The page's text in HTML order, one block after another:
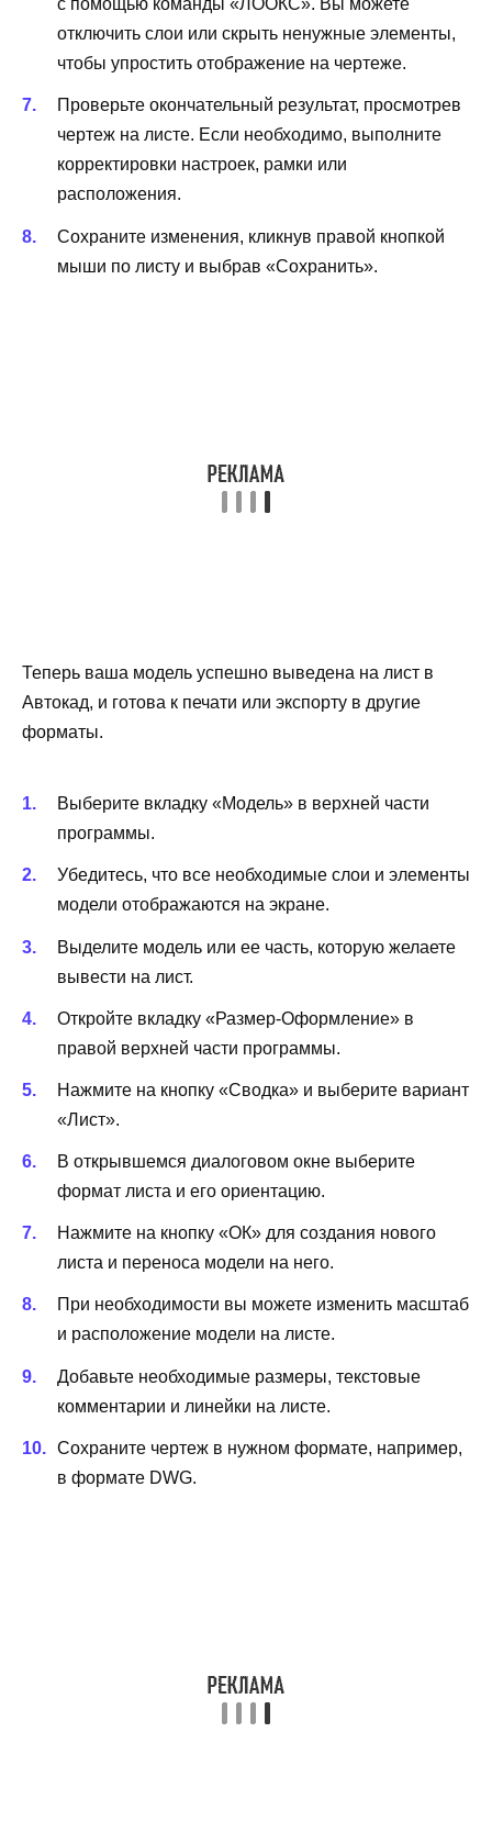
с помощью команды «ЛООКС». Вы можете
отключить слои или скрыть ненужные элементы,
чтобы упростить отображение на чертеже.
Проверьте окончательный результат, просмотрев
чертеж на листе. Если необходимо, выполните
корректировки настроек, рамки или
расположения.
Сохраните изменения, кликнув правой кнопкой
мыши по листу и выбрав «Сохранить».
Теперь ваша модель успешно выведена на лист в
Автокад, и готова к печати или экспорту в другие
форматы.
Выберите вкладку «Модель» в верхней части
программы.
Убедитесь, что все необходимые слои и элементы
модели отображаются на экране.
Выделите модель или ее часть, которую желаете
вывести на лист.
Откройте вкладку «Размер-Оформление» в
правой верхней части программы.
Нажмите на кнопку «Сводка» и выберите вариант
«Лист».
В открывшемся диалоговом окне выберите
формат листа и его ориентацию.
Нажмите на кнопку «ОК» для создания нового
листа и переноса модели на него.
При необходимости вы можете изменить масштаб
и расположение модели на листе.
Добавьте необходимые размеры, текстовые
комментарии и линейки на листе.
Сохраните чертеж в нужном формате, например,
в формате DWG.